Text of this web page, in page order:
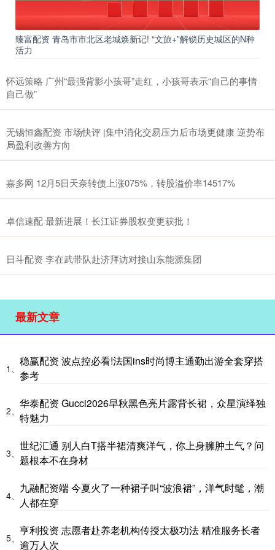
臻富配资 青岛市市北区老城焕新记! “文旅+”解锁历史城区的N种
活力
怀远策略 广州“最强背影小孩哥”走红，小孩哥表示“自己的事情
自己做”
无锡恒鑫配资 市场快评 |集中消化交易压力后市场更健康 逆势布
局盈利改善方向
嘉多网 12月5日天奈转债上涨075%，转股溢价率14517%
卓信速配 最新进展！长江证券股权变更获批！
日斗配资 李在武带队赴济拜访对接山东能源集团
最新文章
1、
稳赢配资 波点控必看!法国ins时尚博主通勤出游全套穿搭
参考
2、
华泰配资 Gucci2026早秋黑色亮片露背长裙，众星演绎独
特魅力
3、
世纪汇通 别人白T搭半裙清爽洋气，你上身臃肿土气？问
题根本不在身材
4、
九融配资端 今夏火了一种裙子叫“波浪裙”，洋气时髦，潮
人都在穿
5、
亨利投资 志愿者赴养老机构传授太极功法 精准服务长者
逾万人次